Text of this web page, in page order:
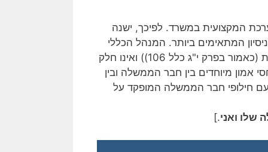
המקצועית במשרד. לפיכך, ישנה
המתאימים ביותר. המנהל הכללי
אינו בבחינת "נושא משרת אמון" (לעניין העיסוק בפעילות פוליטית (כאמור בפרק י"ג כלל 106)) ואינו חלק
אף קיומם של יחסי אמון מיוחדים בין חבר הממשלה ובין
עם חילופי חבר הממשלה המופקד על
שלו ואני.]